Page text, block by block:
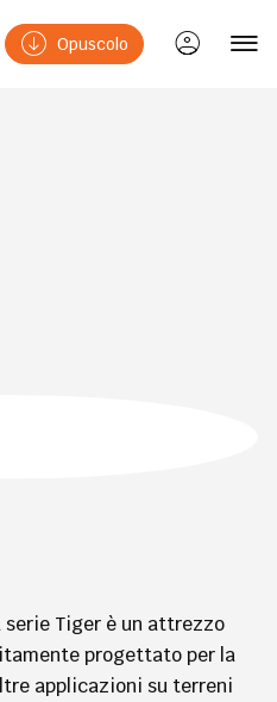
Opuscolo
Tiger è un attrezzo
progettato per la
applicazioni su terreni